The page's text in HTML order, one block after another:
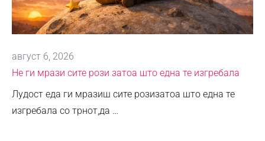
август 6, 2026
Не ги мрази сите рози затоа што една те изгребала
Лудост еда ги мразиш сите розизатоа што една те
изгребала со трнот,да …